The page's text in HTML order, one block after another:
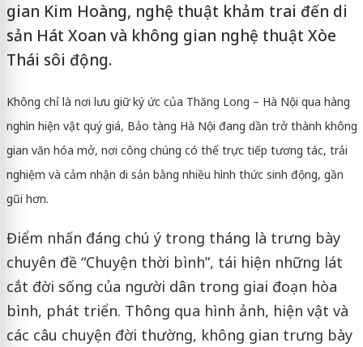
gian Kim Hoàng, nghệ thuật khảm trai đến di
sản Hát Xoan và không gian nghệ thuật Xòe
Thái sôi động.
Không chỉ là nơi lưu giữ ký ức của Thăng Long – Hà Nội qua hàng
nghìn hiện vật quý giá, Bảo tàng Hà Nội đang dần trở thành không
gian văn hóa mở, nơi công chúng có thể trực tiếp tương tác, trải
nghiệm và cảm nhận di sản bằng nhiều hình thức sinh động, gần
gũi hơn.
Điểm nhấn đáng chú ý trong tháng là trưng bày
chuyên đề “Chuyện thời bình”, tái hiện những lát
cắt đời sống của người dân trong giai đoạn hòa
bình, phát triển. Thông qua hình ảnh, hiện vật và
các câu chuyện đời thường, không gian trưng bày